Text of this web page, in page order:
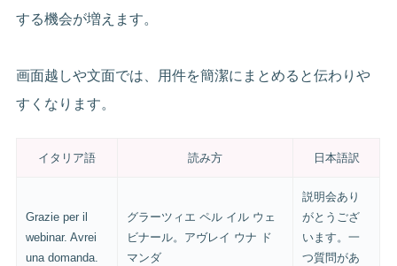
する機会が増えます。
画面越しや文面では、用件を簡潔にまとめると伝わりや
すくなります。
イタリア語 読み方 日本語訳
Grazie per il
webinar. Avrei
una domanda.
グラーツィエ ペル イル ウェ
ビナール。アヴレイ ウナ ド
マンダ
説明会あり
がとうござ
います。一
つ質問があ